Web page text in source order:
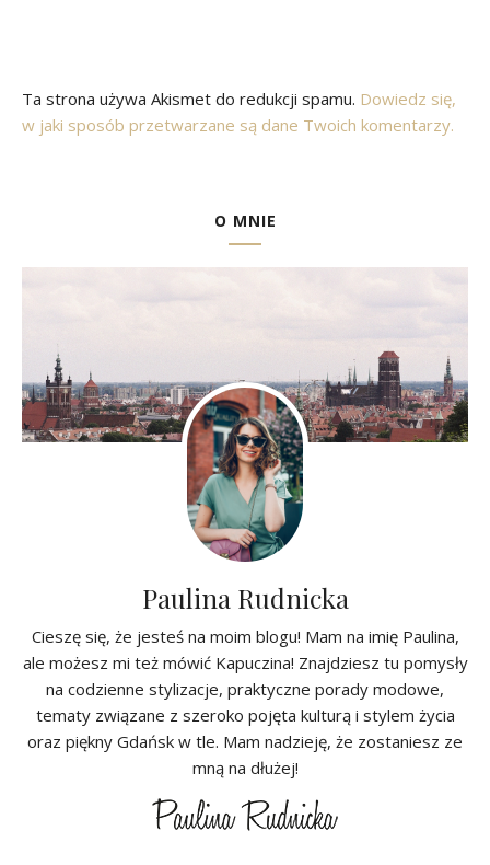
Ta strona używa Akismet do redukcji spamu. Dowiedz się,
w jaki sposób przetwarzane są dane Twoich komentarzy.
O MNIE
Paulina Rudnicka
Cieszę się, że jesteś na moim blogu! Mam na imię Paulina,
ale możesz mi też mówić Kapuczina! Znajdziesz tu pomysły
na codzienne stylizacje, praktyczne porady modowe,
tematy związane z szeroko pojęta kulturą i stylem życia
oraz piękny Gdańsk w tle. Mam nadzieję, że zostaniesz ze
mną na dłużej!